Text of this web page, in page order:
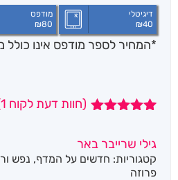
דיגיטלי
₪40
מודפס
₪80
*המחיר לספר מודפס אינו כולל
מבוסס על
דירוגים של
לקוחות
(חוות דעת לקוח 1
גילי שרייבר באר
קטגוריות: חדשים על המדף, נפש
פרוזה